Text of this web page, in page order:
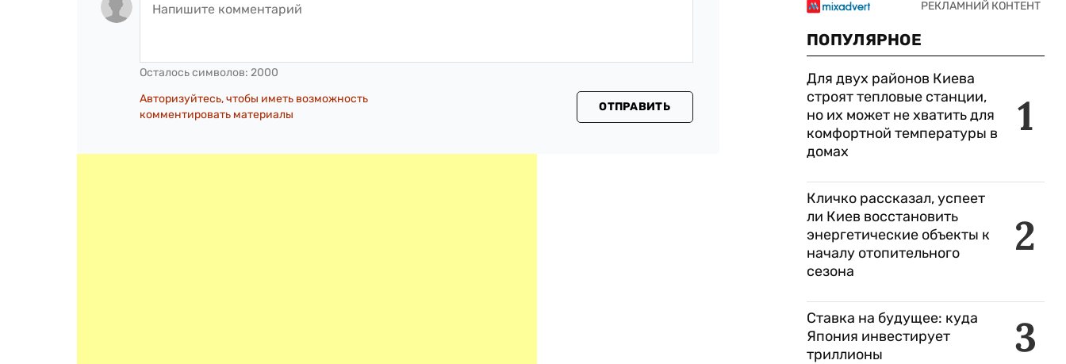
Осталось символов: 2000
Авторизуйтесь, чтобы иметь возможность
комментировать материалы
ОТПРАВИТЬ
ПОПУЛЯРНОЕ
1
Для двух районов Киева
строят тепловые станции,
но их может не хватить для
комфортной температуры в
домах
2
Кличко рассказал, успеет
ли Киев восстановить
энергетические объекты к
началу отопительного
сезона
3
Ставка на будущее: куда
Япония инвестирует
триллионы